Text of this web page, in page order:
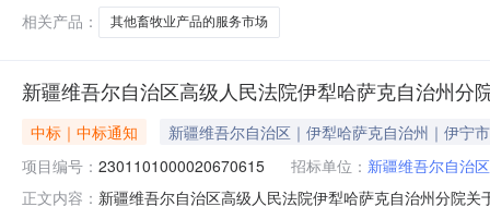
相关产品：
其他畜牧业产品的服务市场
新疆维吾尔自治区高级人民法院伊犁哈萨克自治州分
中标｜中标通知
新疆维吾尔自治区｜伊犁哈萨克自治州｜伊宁市
项目编号： 2301101000020670615 招标单位： 新疆维吾尔自治
正文内容： 新疆维吾尔自治区高级人民法院伊犁哈萨克自治州分院